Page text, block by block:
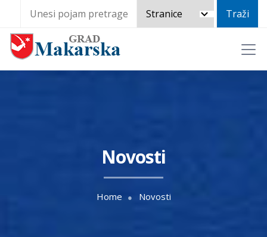
Novosti
Home Novosti